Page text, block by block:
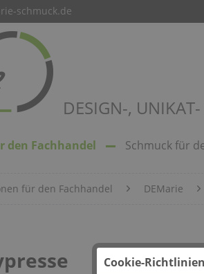
schmuck.de
DESIGN-,
den Fachhandel Schmuck für
für den Fachhandel DEMarie
Cookie-Richtlinien